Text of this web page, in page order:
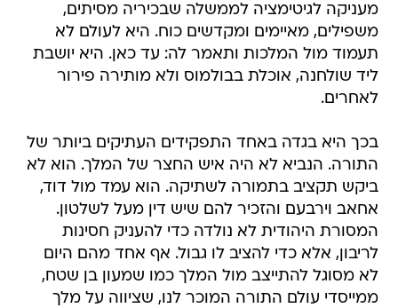
מעניקה לגיטימציה לממשלה שבכיריה מסיתים,
משפילים, מאיימים ומקדשים כוח. היא לעולם לא
תעמוד מול המלכות ותאמר לה: עד כאן. היא יושבת
ליד שולחנה, אוכלת בבולמוס ולא מותירה פירור
לאחרים.
בכך היא בגדה באחד התפקידים העתיקים ביותר של
התורה. הנביא לא היה איש החצר של המלך. הוא לא
ביקש תקציב בתמורה לשתיקה. הוא עמד מול דוד,
אחאב וירבעם והזכיר להם שיש דין מעל לשלטון.
המסורת היהודית לא נולדה כדי להעניק חסינות
לריבון, אלא כדי להציב לו גבול. אף אחד מהם היום
לא מסוגל להתייצב מול המלך כמו שמעון בן שטח,
ממייסדי עולם התורה המוכר לנו, שציווה על מלך